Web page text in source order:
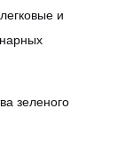
и
зеленого